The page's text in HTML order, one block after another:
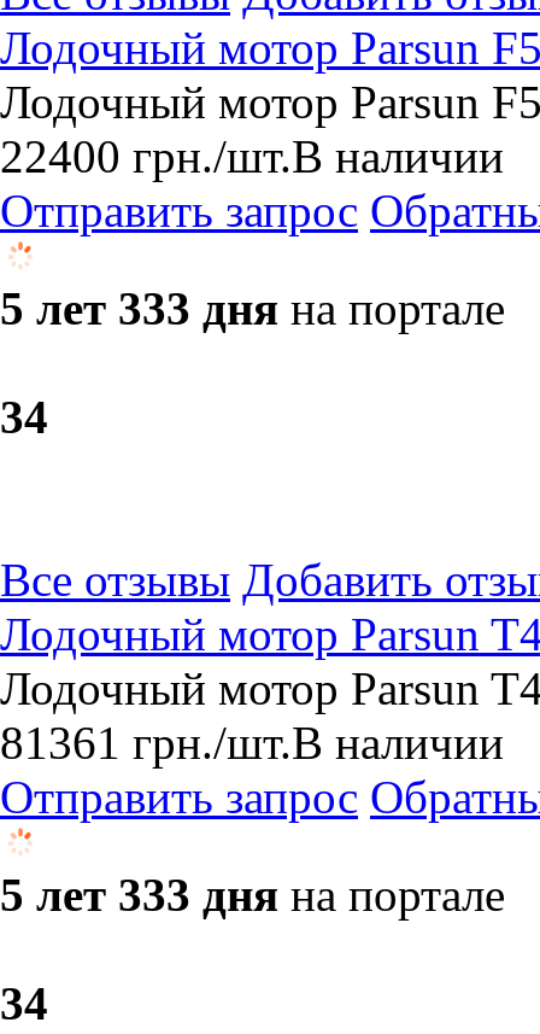
Лодочный мотор Parsun
Лодочный мотор Parsun
22400 грн./шт.В наличии
Отправить запрос
5 лет 333 дня на портале
34
Все отзывы Добавить
Лодочный мотор Parsun
Лодочный мотор Parsun
81361 грн./шт.В наличии
Отправить запрос
5 лет 333 дня на портале
34